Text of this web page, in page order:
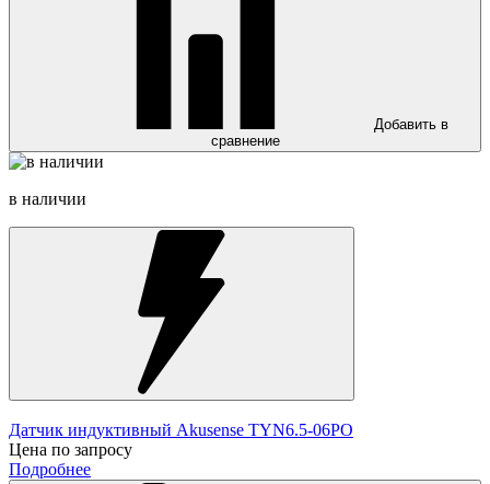
Добавить в
сравнение
в наличии
Датчик индуктивный Akusense TYN6.5-06PO
Цена по запросу
Подробнее